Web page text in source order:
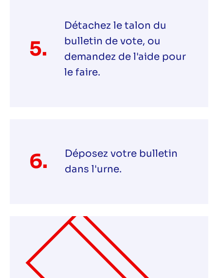
5.
Détachez le talon du
bulletin de vote, ou
demandez de l'aide pour
le faire.
6.
Déposez votre bulletin
dans l'urne.